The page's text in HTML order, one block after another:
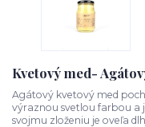
Kvetový med-
Agátový kvetový med
výraznou svetlou farbou a
svojmu zloženiu je oveľa